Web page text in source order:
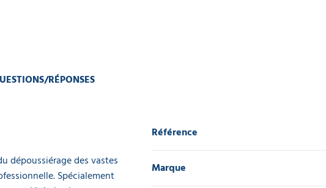
RÉPONSES
dépoussiérage des vastes
Spécialement
Référence
Marque